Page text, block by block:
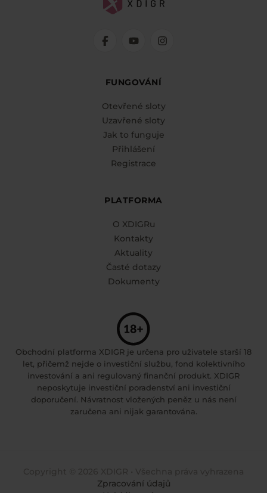
FUNGOVÁNÍ
Otevřené sloty
Uzavřené sloty
Jak to funguje
Přihlášení
Registrace
PLATFORMA
O XDIGRu
Kontakty
Aktuality
Časté dotazy
Dokumenty
Obchodní platforma XDIGR je určena pro uživatele starší 18
let, přičemž nejde o investiční službu, fond kolektivního
investování a ani regulovaný finanční produkt. XDIGR
neposkytuje investiční poradenství ani investiční
doporučení. Návratnost vložených peněz u nás není
zaručena ani nijak garantována.
Zpracování údajů